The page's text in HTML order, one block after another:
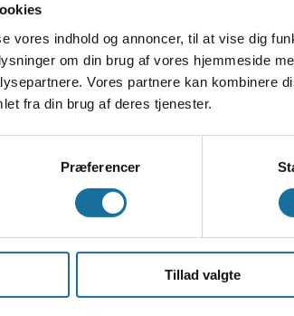
vores indhold og annoncer, til at vise dig
om din brug af vores hjemmeside
Vores partnere kan kombinere
fra din brug af deres tjenester.
Præferencer
Tillad valgte
traditioner
mentale plads til den
med de stolte
til grundlæggeren
succes med at
og engageret
også del af rektor
til de nye elever, hvor
skabe et stærkt,